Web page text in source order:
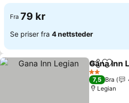
Fra 79 kr
Se priser fra 4 nettsteder
Del Legg
Gana Inn
2 Stjerner
7,5 Bra
Legian